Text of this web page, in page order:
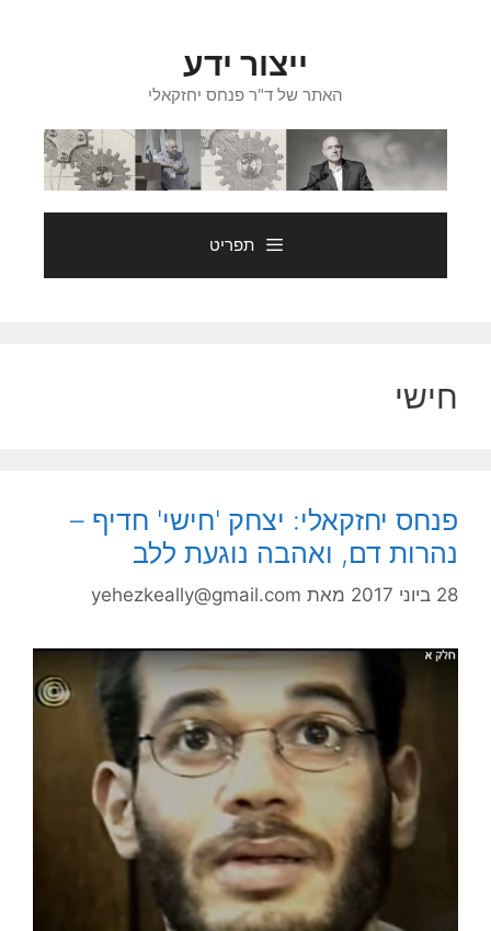
ייצור ידע
האתר של ד"ר פנחס יחזקאלי
תפריט
חישי
פנחס יחזקאלי: יצחק 'חישי' חדיף –
נהרות דם, ואהבה נוגעת ללב
28 ביוני 2017 מאת yehezkeally@gmail.com